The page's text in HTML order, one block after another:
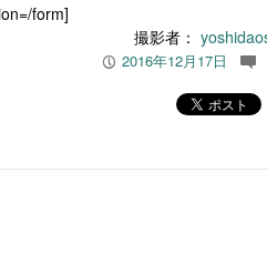
form]
撮影者：
P 2016年12月17日 c